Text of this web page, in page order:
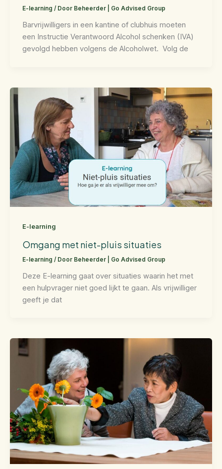
E-learning / Door Beheerder | Go Advised Group
Barvrijwilligers in een kantine of clubhuis moeten
een Instructie Verantwoord Alcohol schenken (IVA)
gevolgd hebben volgens de Alcoholwet. Volg de
E-learning
Omgang met niet-pluis situaties
E-learning / Door Beheerder | Go Advised Group
Deze E-learning gaat over situaties waarin het met
een hulpvrager niet goed lijkt te gaan. Als vrijwilliger
geeft je dat